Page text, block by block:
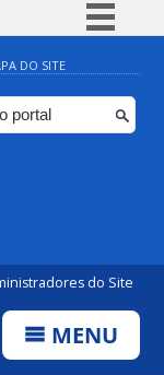
BR
DO SITE
do Site
MENU